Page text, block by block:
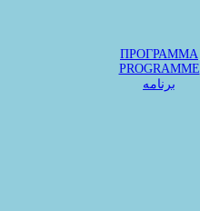
ПРОГРАММА
PROGRAMME
برنامه